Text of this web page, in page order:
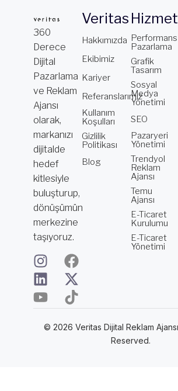
360
Derece
Dijital
Pazarlama
ve Reklam
Ajansı
olarak,
markanızı
dijitalde
hedef
kitlesiyle
buluşturup,
dönüşümün
merkezine
taşıyoruz.
I
n
s
t
g
F
a
c
e
o
L
i
n
k
d
X
-
t
w
t
Y
o
u
t
b
T
i
k
t
k
Veritas
Hakkımızda
Ekibimiz
Kariyer
Referanslarımız
Kullanım
Koşulları
Gizlilik
Politikası
Blog
Performans
Pazarlama
Grafik
Tasarım
Sosyal
Medya
Yönetimi
SEO
Pazaryeri
Yönetimi
Trendyol
Reklam
Ajansı
Temu
Ajansı
E-Ticaret
Kurulumu
E-Ticaret
Yönetimi
© 2026 Veritas Dijital Reklam
Reserved.